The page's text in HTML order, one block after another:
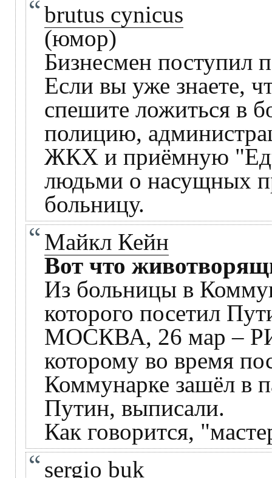
brutus cynicus
(юмор)
Бизнесмен поступил
Если вы уже знаете,
спешите ложиться в
полицию,
ЖКХ и приёмную
людьми о насущных
больницу.
Майкл Кейн
Вот что
Из больницы в
которого посетил
МОСКВА, 26 мар –
которому во время
Коммунарке зашёл в
Путин, выписали.
Как говорится,
sergio buk